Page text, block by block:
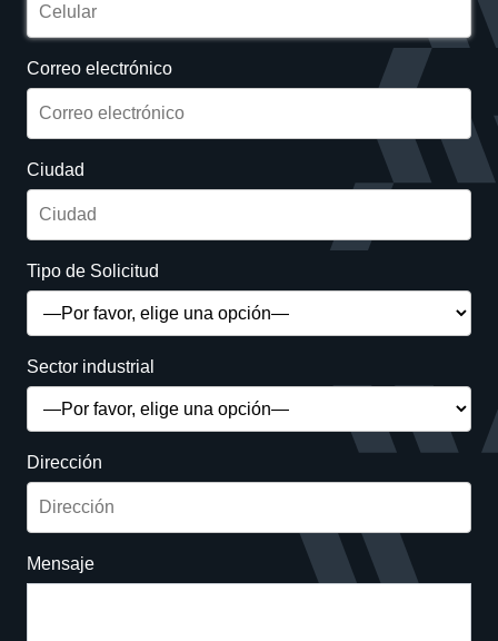
Correo electrónico
Ciudad
Tipo de Solicitud
Sector industrial
Dirección
Mensaje